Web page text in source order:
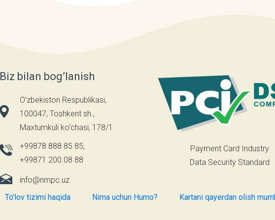
Biz bilan bog’lanish
O'zbekiston Respublikasi,
100047, Toshkent sh.,
Maxtumkuli ko‘chasi, 178/1
+99878 888 85 85,
+99871 200 08 88
info@nmpc.uz
Payment Card Industry
Data Security Standard
To'lov tizimi haqida Nima uchun Humo? Kartani qayerdan olish